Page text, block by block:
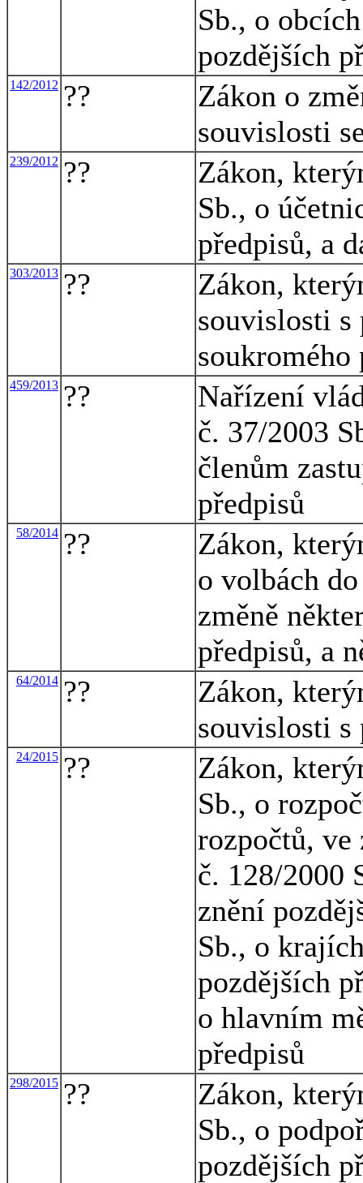
Sb., o
pozdějších
142/2012 ??
Zákon o
souvislosti
239/2012 ??
Zákon,
Sb., o
předpisů, a
303/2013 ??
Zákon,
souvislosti
soukromého
459/2013 ??
Nařízení
č. 37/2003
členům
předpisů
58/2014 ??
Zákon,
o volbách
změně
předpisů, a
64/2014 ??
Zákon,
souvislosti
24/2015 ??
Zákon,
Sb., o
rozpočtů, ve
č. 128/2000
znění
Sb., o
pozdějších
o hlavním
předpisů
298/2015 ??
Zákon,
Sb., o
pozdějších